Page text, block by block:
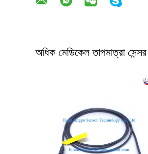
অধিক মেডিকেল তাপমাত্রা সেন্সর